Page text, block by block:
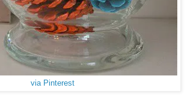
via Pinterest